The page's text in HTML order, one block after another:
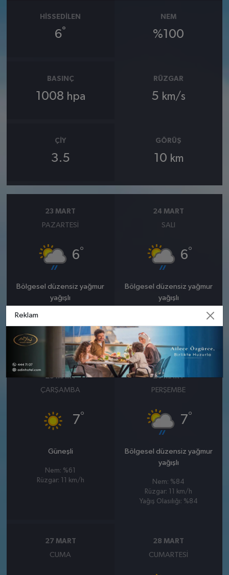
HISSEDILEN
6°
NEM
%100
BASINÇ
1008 hpa
RÜZGAR
5 km/s
ÇIY
3.5
GÖRÜŞ
10 km
23 MART
PAZARTESI
6°
Bölgesel düzensiz yağmur
yağışlı
Rüzgar: 8 km/h
Yağış Olasılığı: %95
24 MART
SALI
6°
Bölgesel düzensiz yağmur
yağışlı
Rüzgar: 7 km/h
Yağış Olasılığı: %89
25 MART
ÇARŞAMBA
7°
Güneşli
Nem: %61
Rüzgar: 11 km/h
26 MART
PERŞEMBE
7°
Bölgesel düzensiz yağmur
yağışlı
Nem: %84
Rüzgar: 11 km/h
Yağış Olasılığı: %84
27 MART
CUMA
28 MART
CUMARTESI
Reklam